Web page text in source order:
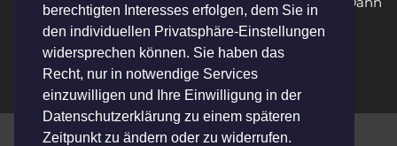
unterstütze uns!
Datenschutz Barrierefreiheit
berechtigten Interesses erfolgen, dem Sie in
den individuellen Privatsphäre-Einstellungen
widersprechen können. Sie haben das
Recht, nur in notwendige Services
einzuwilligen und Ihre Einwilligung in der
Datenschutzerklärung zu einem späteren
Zeitpunkt zu ändern oder zu widerrufen.